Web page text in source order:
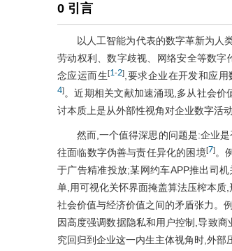
0 引言
以人工智能为代表的数字革新为人
劳动权利、数字歧视、网络安全等数
念应运而生[1-2] ,要求企业在开发和应
4]。近期相关文献加速涌现,多从社会
讨本质上是从外部性视角对企业数字活
然而,一个值得深思的问题是:企业
往面临数字伪善与责任异化的困境[7]。
于广告精准投放;某网约车APP推出司
单,用可视化关怀界面掩盖算法压榨本
社会价值与经济价值之间的矛盾张力。
因高度强调数据隐私和用户控制,导致
究回归到企业这一内生主体视角时,外部